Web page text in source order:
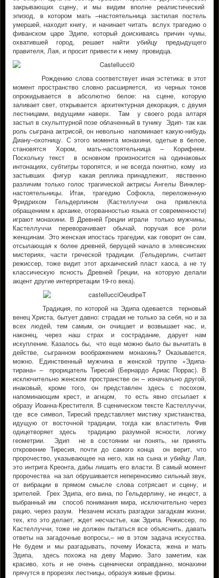
закрывающих сцену, и мы видим вполне реалистический
эпизод, в котором мать –настоятельница застилая постель
умершей, находит книгу, и начинает читать вслух трагедию о
фиванском царе Эдипе, который доискиваясь причин чумы,
охватившей город, решает найти убийцу предыдущего
правителя, Лая, и просит привести к нему провидца.
Рождению слова соответствует иная эстетика: в этот
момент пространство словно расширяется, из черных тонов
опрокидывается в абсолютно белое: на сцене, которую
заливает свет, открывается архитектурная декорация, с двумя
лестницами, ведущими наверх. Там у своего рода алтаря
застыл в скульптурной позе облаченный в тунику Эдип- так как
роль сыграна актрисой, он невольно напоминает какую-нибудь
Диану–охотницу. С этого момента монахини, одетые в белое,
становятся Хором, мать-настоятельница – Корифеем.
Поскольку текст в основном произносится на одинаковых
интонациях, субтитры торопятся, и не всегда понятно, кому из
застывших фигур какая реплика принадлежит, явственно
различим только голос трагической актрисы Ангелы Винклер-
настоятельницы. Итак, трагедию Софокла, переложенную
Фридрихом Гельдерлином (Кастеллуччи она привлекла
обращением к архаике, оторванностью языка от современности)
играют монахини. В Древней Греции играли только мужчины,
Кастеллуччи переворачивает обычай, поручая все роли
женщинам. Это женская ипостась трагедии, как говорит он сам,
отсылающая к более древней, берущей начало в элевсинских
мистериях, части греческой традиции. (Гельдерлин, считает
режиссер, тоже видит этот архаический пласт хаоса, а не ту
классическую ясность Древней Греции, на которую делали
акцент другие интерпретации 19-го века).
Традиция, по которой на Эдипа одевается терновый
венец Христа, бытует давно: страдая не только за себя, но и за
всех людей, тем самым, он очищает и возвышает нас, и,
наконец, через наш страх и сострадание, дарует нам
искупление. Казалось бы, что еще можно было бы вычитать в
действе, сыгранном воображением монахинь? Оказывается,
можно. Единственный мужчина в женской труппе «Эдипа-
тирана» – прорицатель Тиресий (Бернардо Ариас Поррас). В
исключительно женском пространстве он – изначально другой,
инаковый, кроме того, он представлен здесь с посохом,
напоминающим крест, и агнцом, то есть явно отсылает к
образу Иоанна-Крестителя. В сценическом тексте Кастеллуччи,
где все символ, Тиресий представляет мистику христианства,
идущую от восточной традиции, тогда как властитель Фив
одицетворяет здесь традицию разумной ясности, логику
геометрии. Эдип не в состоянии ни понять, ни принять
откровение Тиресия, почти до самого конца он верит, что
пророчество, указывающее на него, как на сына и убийцу Лая,
это интрига Креонта, дабы лишить его власти. В самый момент
пророчества на зал обрушивается непереносимо сильный звук,
от вибрации в прямом смысле слова сотрясает и сцену, и
зрителей. Грех Эдипа, его вина, по Гельдерлину, не инцест, а
выбранный им способ понимания мира, исключительно через
рацио, через разум. Незачем искать разгадки загадкам жизни,
тех, кто это делает, ждет несчастье, как Эдипа. Режиссер, по
Кастеллуччи, тоже не должен пытаться все объяснить, давать
ответы на загадочные вопросы,– не в этом задача искусства.
Не будем и мы разгадывать, почему Иокаста, жена и мать
Эдипа, здесь похожа на деву Марию. Зато заметим, как
красиво, хоть и не очень сценически оправданно, монахини
прячутся в прорезях лестницы, образуя живые фризы.